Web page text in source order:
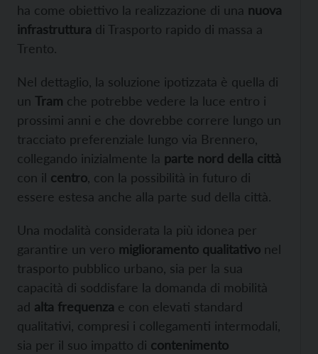
ha come obiettivo la realizzazione di una nuova
infrastruttura di Trasporto rapido di massa a
Trento.
Nel dettaglio, la soluzione ipotizzata è quella di
un Tram che potrebbe vedere la luce entro i
prossimi anni e che dovrebbe correre lungo un
tracciato preferenziale lungo via Brennero,
collegando inizialmente la parte nord della città
con il centro , con la possibilità in futuro di
essere estesa anche alla parte sud della città.
Una modalità considerata la più idonea per
garantire un vero miglioramento qualitativo nel
trasporto pubblico urbano, sia per la sua
capacità di soddisfare la domanda di mobilità
ad alta frequenza e con elevati standard
qualitativi, compresi i collegamenti intermodali,
sia per il suo impatto di contenimento